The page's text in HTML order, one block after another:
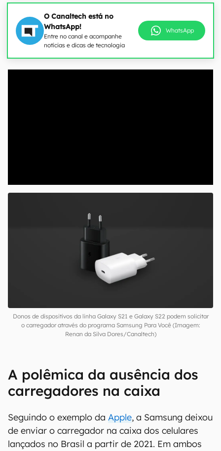
O Canaltech está no
WhatsApp!
Entre no canal e acompanhe
notícias e dicas de tecnologia
WhatsApp
Donos de dispositivos da linha Galaxy S21 e Galaxy S22 podem solicitar
o carregador através do programa Samsung Para Você (Imagem:
Renan da Silva Dores/Canaltech)
A polêmica da ausência dos
carregadores na caixa
Seguindo o exemplo da Apple, a Samsung deixou
de enviar o carregador na caixa dos celulares
lançados no Brasil a partir de 2021. Em ambos